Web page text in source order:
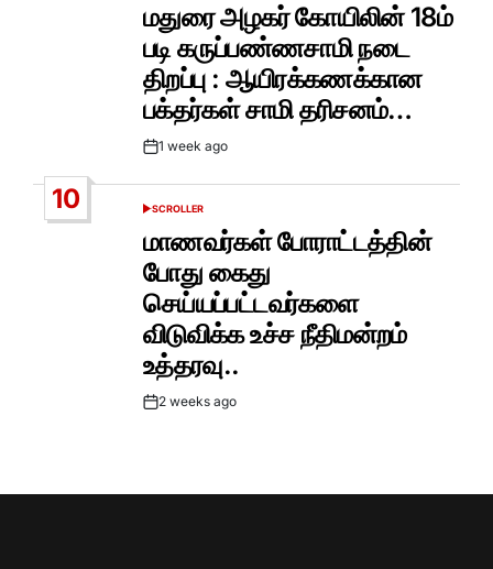
மதுரை அழகர் கோயிலின் 18ம்
படி கருப்பண்ணசாமி நடை
திறப்பு : ஆயிரக்கணக்கான
பக்தர்கள் சாமி தரிசனம்…
Post1 week ago
10
POSTED
SCROLLER
மாணவர்கள் போராட்டத்தின்
போது கைது
செய்யப்பட்டவர்களை
விடுவிக்க உச்ச நீதிமன்றம்
உத்தரவு..
Post2 weeks ago